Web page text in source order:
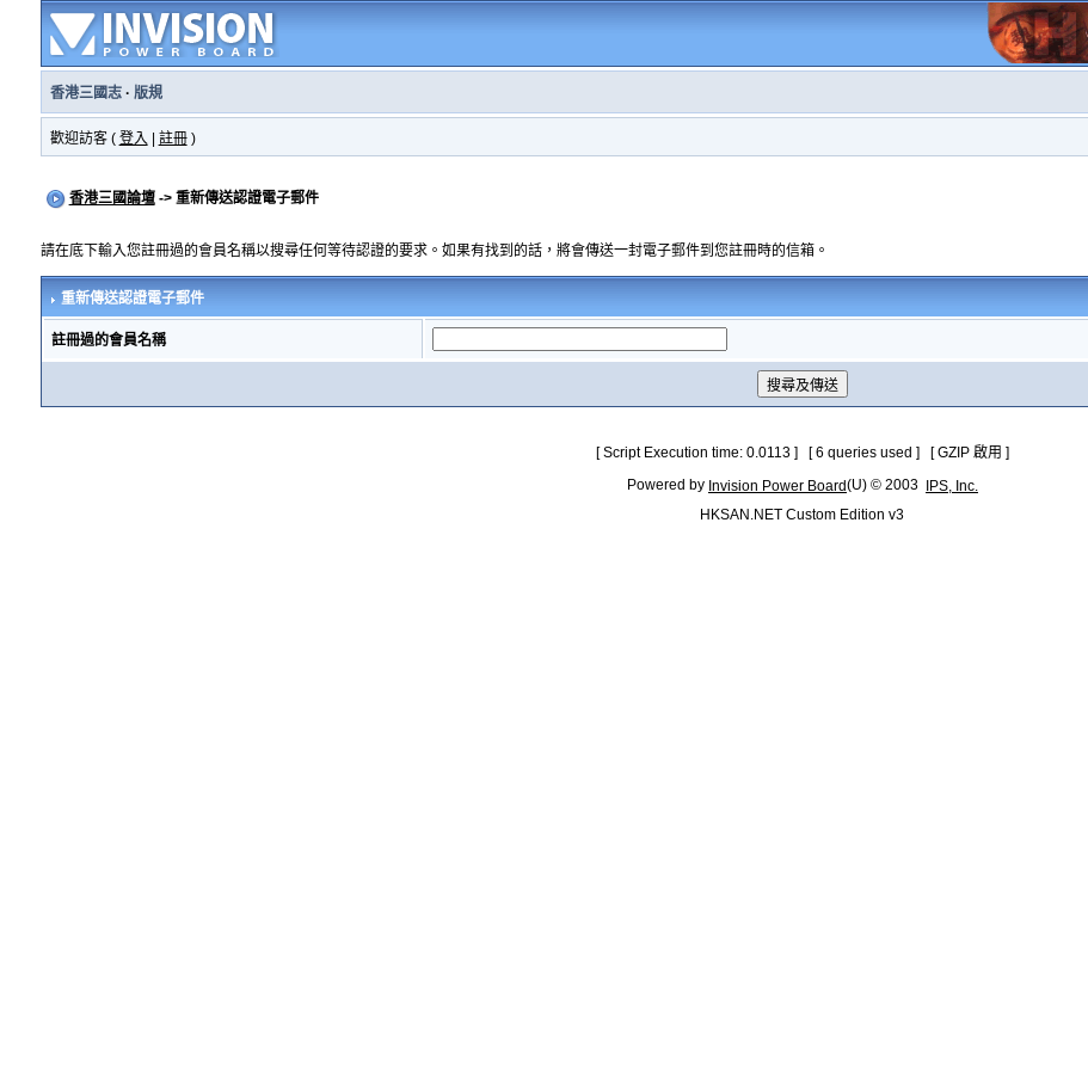
香港三國志· 版規
歡迎訪客 ( 登入 註冊)
香港三國論壇-> 重新傳送認證電子郵件
請在底下輸入您註冊過的會員名稱以搜尋任何等待認證的要求。如果有找到的話，將會傳送一封電子郵件到您註冊時的信箱。
重新傳送認證電子郵件
註冊過的會員名稱
[ Script Execution time: 0.0113 ] [ 6 queries used ] [ GZIP 啟用 ]
Powered by Invision Power Board(U) © 2003
IPS, Inc.
HKSAN.NET Custom Edition v3